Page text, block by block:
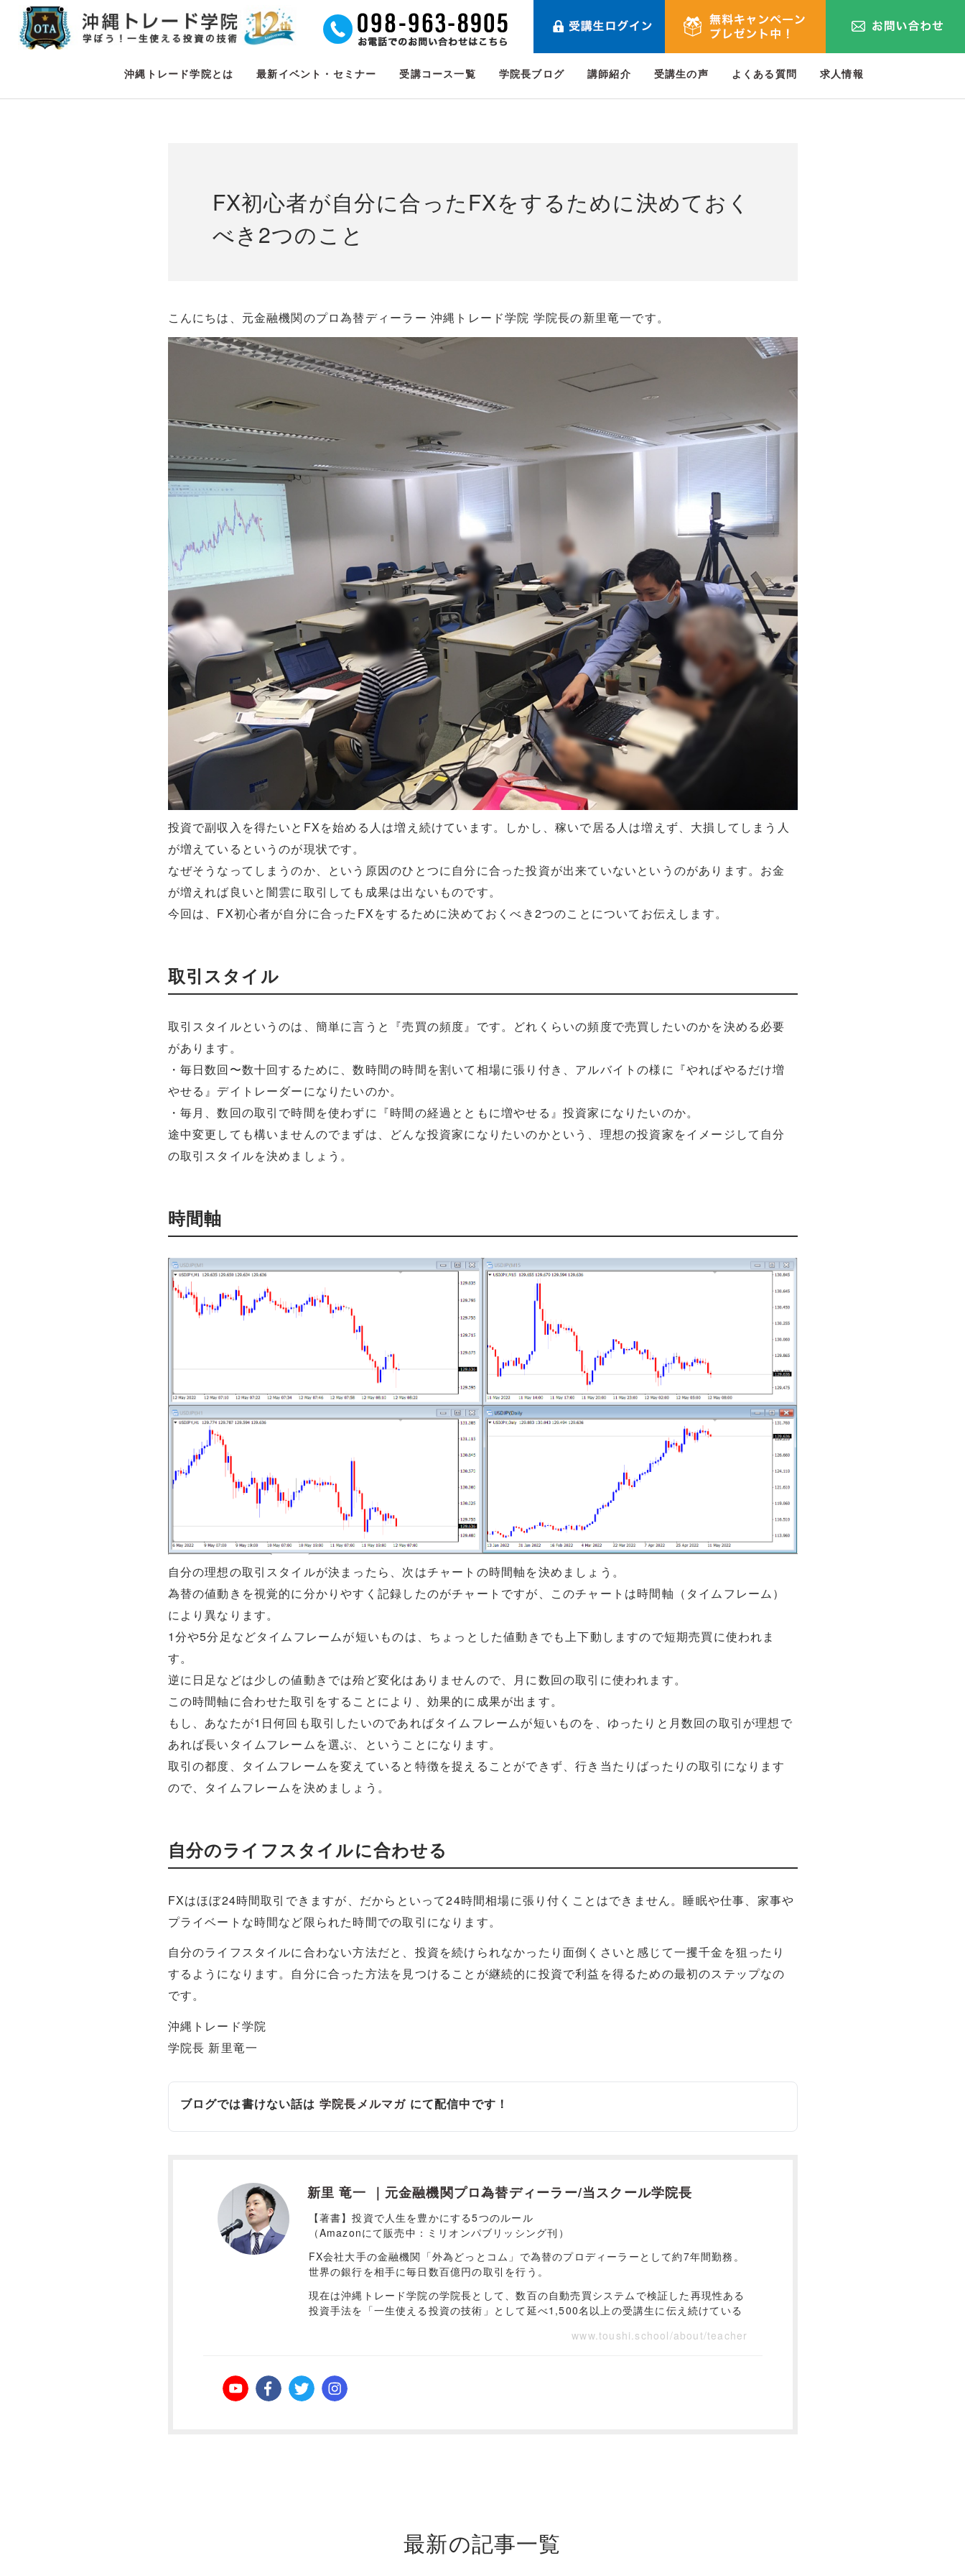
沖縄トレード学院とは 最新イベント・セミナー 受講コース一覧 学院長ブログ 講師紹介 受講生の声 よくある質問 求人情報
FX初心者が自分に合ったFXをするために決めておく
べき2つのこと
こんにちは、元金融機関のプロ為替ディーラー 沖縄トレード学院 学院長の新里竜一です。
投資で副収入を得たいとFXを始める人は増え続けています。しかし、稼いで居る人は増えず、大損してしまう人
が増えているというのが現状です。
なぜそうなってしまうのか、という原因のひとつに自分に合った投資が出来ていないというのがあります。お金
が増えれば良いと闇雲に取引しても成果は出ないものです。
今回は、FX初心者が自分に合ったFXをするために決めておくべき2つのことについてお伝えします。
取引スタイル
取引スタイルというのは、簡単に言うと『売買の頻度』です。どれくらいの頻度で売買したいのかを決める必要
があります。
・毎日数回〜数十回するために、数時間の時間を割いて相場に張り付き、アルバイトの様に『やればやるだけ増
やせる』デイトレーダーになりたいのか。
・毎月、数回の取引で時間を使わずに『時間の経過とともに増やせる』投資家になりたいのか。
途中変更しても構いませんのでまずは、どんな投資家になりたいのかという、理想の投資家をイメージして自分
の取引スタイルを決めましょう。
時間軸
自分の理想の取引スタイルが決まったら、次はチャートの時間軸を決めましょう。
為替の値動きを視覚的に分かりやすく記録したのがチャートですが、このチャートは時間軸（タイムフレーム）
により異なります。
1分や5分足などタイムフレームが短いものは、ちょっとした値動きでも上下動しますので短期売買に使われま
す。
逆に日足などは少しの値動きでは殆ど変化はありませんので、月に数回の取引に使われます。
この時間軸に合わせた取引をすることにより、効果的に成果が出ます。
もし、あなたが1日何回も取引したいのであればタイムフレームが短いものを、ゆったりと月数回の取引が理想で
あれば長いタイムフレームを選ぶ、ということになります。
取引の都度、タイムフレームを変えていると特徴を捉えることができず、行き当たりばったりの取引になります
ので、タイムフレームを決めましょう。
自分のライフスタイルに合わせる
FXはほぼ24時間取引できますが、だからといって24時間相場に張り付くことはできません。睡眠や仕事、家事や
プライベートな時間など限られた時間での取引になります。
自分のライフスタイルに合わない方法だと、投資を続けられなかったり面倒くさいと感じて一攫千金を狙ったり
するようになります。自分に合った方法を見つけることが継続的に投資で利益を得るための最初のステップなの
です。
沖縄トレード学院
学院長 新里竜一
ブログでは書けない話は 学院長メルマガ にて配信中です！
新里 竜一 ｜元金融機関プロ為替ディーラー/当スクール学院長
【著書】投資で人生を豊かにする5つのルール
（Amazonにて販売中：ミリオンパブリッシング刊）
FX会社大手の金融機関「外為どっとコム」で為替のプロディーラーとして約7年間勤務。
世界の銀行を相手に毎日数百億円の取引を行う。
現在は沖縄トレード学院の学院長として、数百の自動売買システムで検証した再現性ある
投資手法を「一生使える投資の技術」として延べ1,500名以上の受講生に伝え続けている
www.toushi.school/about/teacher
最新の記事一覧